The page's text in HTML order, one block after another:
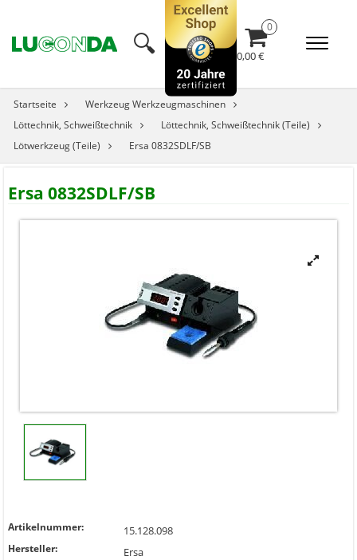
🔍︎ 0,00 €
Startseite
Werkzeug Werkzeugmaschinen
Löttechnik, Schweißtechnik
Löttechnik, Schweißtechnik (Teile)
Lötwerkzeug (Teile)
Ersa 0832SDLF/SB
Ersa 0832SDLF/SB

Artikelnummer: 15.128.098
Hersteller: Ersa